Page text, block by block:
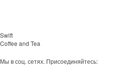
Swift
Coffee and Tea
Мы в соц. сетях. Присоединяйтесь: